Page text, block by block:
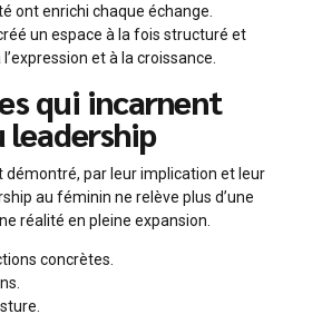
ont enrichi chaque échange.
un espace à la fois structuré et
et à la croissance.
qui incarnent
leadership
démontré, par leur implication et leur
au féminin ne relève plus d’une
réalité en pleine expansion.
concrètes.